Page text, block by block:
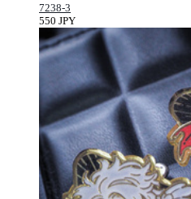
7238-3
550 JPY